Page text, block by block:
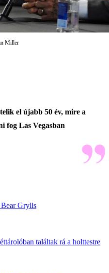
Miller
el újabb 50 év, mire a
fog Las Vegasban
Grylls
találtak rá a holttestre